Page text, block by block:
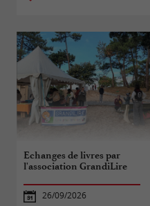
Echanges de livres par
l'association GrandiLire
26/09/2026